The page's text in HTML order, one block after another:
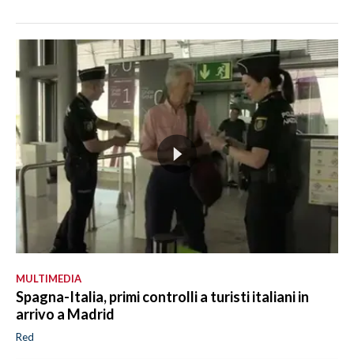
MULTIMEDIA
Spagna-Italia, primi controlli a turisti italiani in
arrivo a Madrid
Red